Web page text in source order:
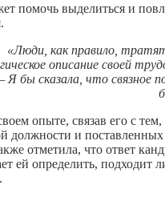
помочь выделиться и
«Люди, как правило,
описание своей
Я бы сказала, что связное
опыте, связав его с
должности и поставленных
отметила, что ответ
ей определить, подходит